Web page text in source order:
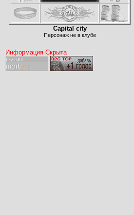
Capital city
Персонаж не в клубе
Информация Скрыта